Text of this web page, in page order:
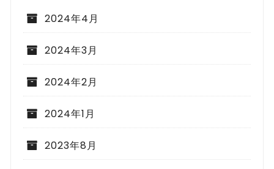
2024年4月
2024年3月
2024年2月
2024年1月
2023年8月